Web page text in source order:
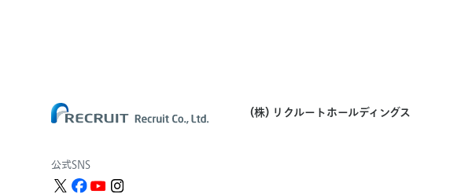
公式SNS
(株) リクルートホールディングス